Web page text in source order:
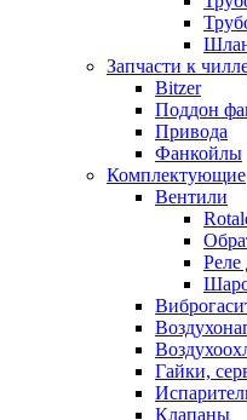
Запчасти к
Bitzer
Поддон
Привода
Фанкойлы
Комплектующие
Вентили
Реле
Гайки,
Клапаны